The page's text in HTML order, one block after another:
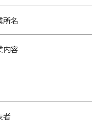
所名
内容
者